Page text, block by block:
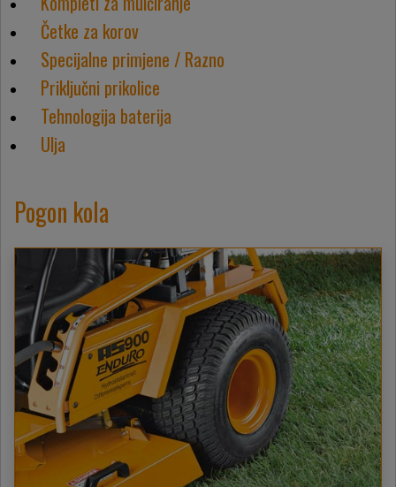
Četke za korov
Specijalne primjene / Razno
Priključni prikolice
Tehnologija baterija
Ulja
Pogon kola